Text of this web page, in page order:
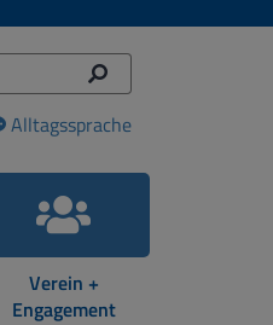
Alltagssprache
Verein +
Engagement